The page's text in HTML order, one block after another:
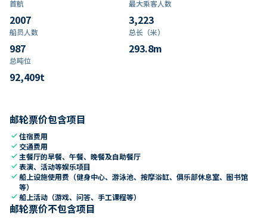
首航
2007
最大乘客人数
3,223
船员人数
987
总长（米）
293.8m
总吨位
92,409t
邮轮票价包含项目
check住宿费用
check 交通费用
check 主餐厅的早餐、午餐、晚餐及自助餐厅
check表演、活动等娱乐项目
check船上设施使用费（健身中心、游泳池、按摩浴缸、俱乐部休息室、图书馆
等）
check船上活动（游戏、问答、手工课程等）
邮轮票价不包含项目